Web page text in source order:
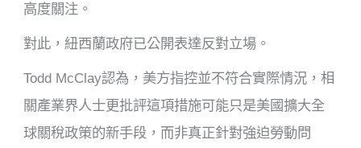
高度關注。
對此，紐西蘭政府已公開表達反對立場。
Todd McClay認為，美方指控並不符合實際情況，相
關產業界人士更批評這項措施可能只是美國擴大全
球關稅政策的新手段，而非真正針對強迫勞動問